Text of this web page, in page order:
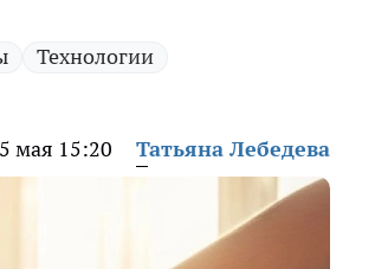
Технологии
мая 15:20 Татьяна Лебедева